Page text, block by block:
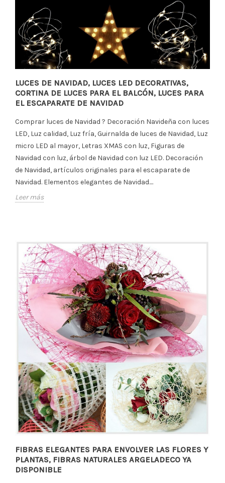
LUCES DE NAVIDAD, LUCES LED DECORATIVAS,
CORTINA DE LUCES PARA EL BALCÓN, LUCES PARA
EL ESCAPARATE DE NAVIDAD
Comprar luces de Navidad ? Decoración Navideña con luces
LED, Luz calidad, Luz fría, Guirnalda de luces de Navidad, Luz
micro LED al mayor, Letras XMAS con luz, Figuras de
Navidad con luz, árbol de Navidad con luz LED. Decoración
de Navidad, artículos originales para el escaparate de
Navidad. Elementos elegantes de Navidad....
Leer más
FIBRAS ELEGANTES PARA ENVOLVER LAS FLORES Y
PLANTAS, FIBRAS NATURALES ARGELADECO YA
DISPONIBLE